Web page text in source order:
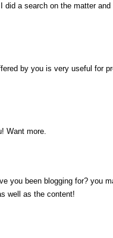
did a search on the matter
by you is very useful for
Want more.
you been blogging for? you
well as the content!